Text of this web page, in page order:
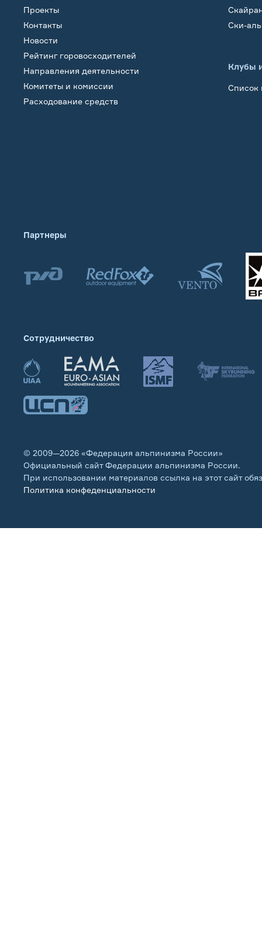
Проекты
Контакты
Новости
Рейтинг горовосходителей
Направления деятельности
Комитеты и комиссии
Расходование средств
Ски-
Клубы
Список
Партнеры
Сотрудничество
© 2009—2026 «Федерация альпинизма России»
Официальный сайт Федерации альпинизма России.
При использовании материалов ссылка на этот сайт
Политика конфеденциальности